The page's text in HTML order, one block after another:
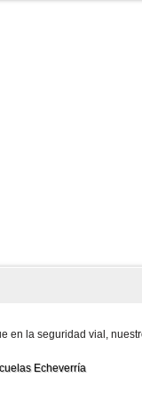
en la seguridad vial,